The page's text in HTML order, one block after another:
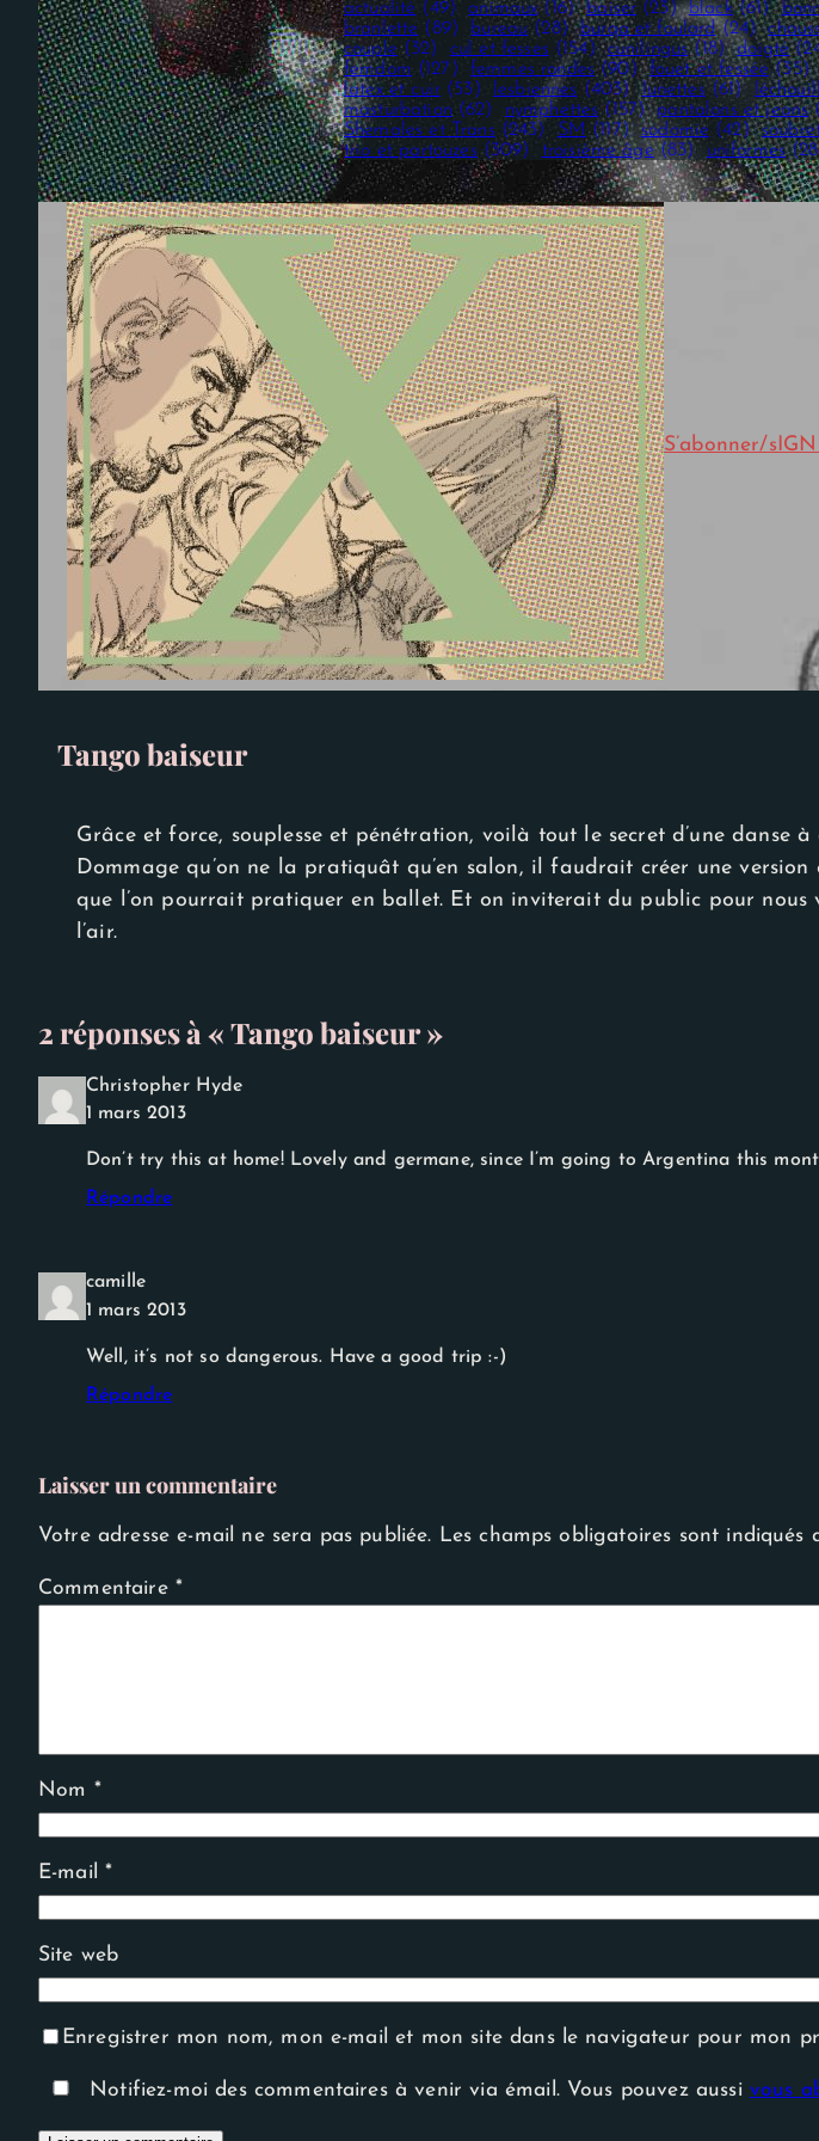
actualité (49) animaux (16) baiser (23) black (61)
branlette (89) bureau (28) burqa et foulard (24)
couple (32) cul et fesses (154) cunilingus (18) doigté
femdom (127) femmes rondes (90) fouet et fessée (35)
latex et cuir (53) lesbiennes (403) lunettes (61)
masturbation (62) nymphettes (157) pantalons et jeans
Shemales et Trans (243) SM (117) sodomie (42)
trio et partouzes (309) troisième âge (83) uniformes
S’abonner/
Tango baiseur
Grâce et force, souplesse et pénétration, voilà tout le secret d’une danse à
Dommage qu’on ne la pratiquât qu’en salon, il faudrait créer une version
que l’on pourrait pratiquer en ballet. Et on inviterait du public pour nous
l’air.
2 réponses à « Tango baiseur »
Christopher Hyde
1 mars 2013
Don’t try this at home! Lovely and germane, since I’m going to Argentina this
Répondre
camille
1 mars 2013
Well, it’s not so dangerous. Have a good trip :-)
Répondre
Laisser un commentaire
Votre adresse e-mail ne sera pas publiée. Les champs obligatoires sont indiqués
Commentaire *
Nom *
E-mail*
Site web
Enregistrer mon nom, mon e-mail et mon site dans le navigateur pour mon
Notifiez-moi des commentaires à venir via émail. Vous pouvez aussi vous
Nécessaire
Ces cookies ne
sont pas
facultatifs. Ils
sont
nécessaires au
fonctionnement
du site Web.
Experience
Afin que notre
site Web
fonctionne
aussi bien que
possible lors
de votre
visite. Si vous
certaines
fonctionnalités